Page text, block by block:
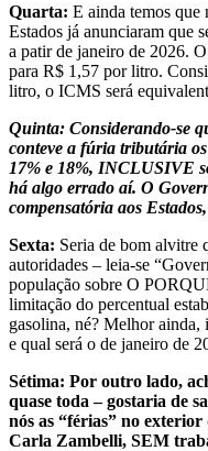
Quarta: E ainda temos que
Estados já anunciaram que
a patir de janeiro de 2026.
para R$ 1,57 por litro.
litro, o ICMS será
Quinta: Considerando-se
conteve a fúria tributária
17% e 18%, INCLUSIVE
há algo errado aí. O
compensatória aos
Sexta: Seria de bom alvitre
autoridades – leia-se
população sobre O
limitação do percentual
gasolina, né? Melhor
e qual será o de janeiro de
Sétima: Por outro lado,
quase toda – gostaria de
nós as “férias” no
Carla Zambelli, SEM